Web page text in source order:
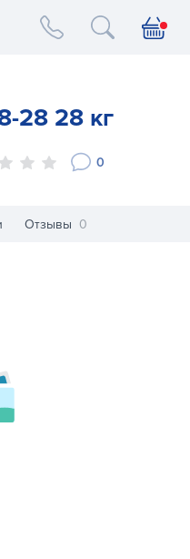
logo
28 28 кг
0
Отзывы 0